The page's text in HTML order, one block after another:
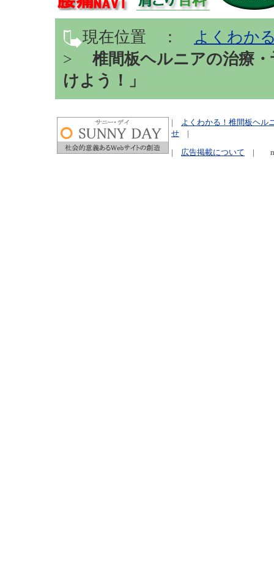
現在位置 ：
よくわか
> 椎間板ヘルニアの治療
けよう！」
| よくわかる！椎間板ヘル
せ |
| 広告掲載について |